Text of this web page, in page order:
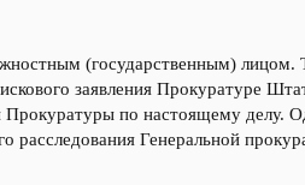
(государственным) лицом.
заявления Прокуратуре
Прокуратуры по настоящему делу.
расследования Генеральной